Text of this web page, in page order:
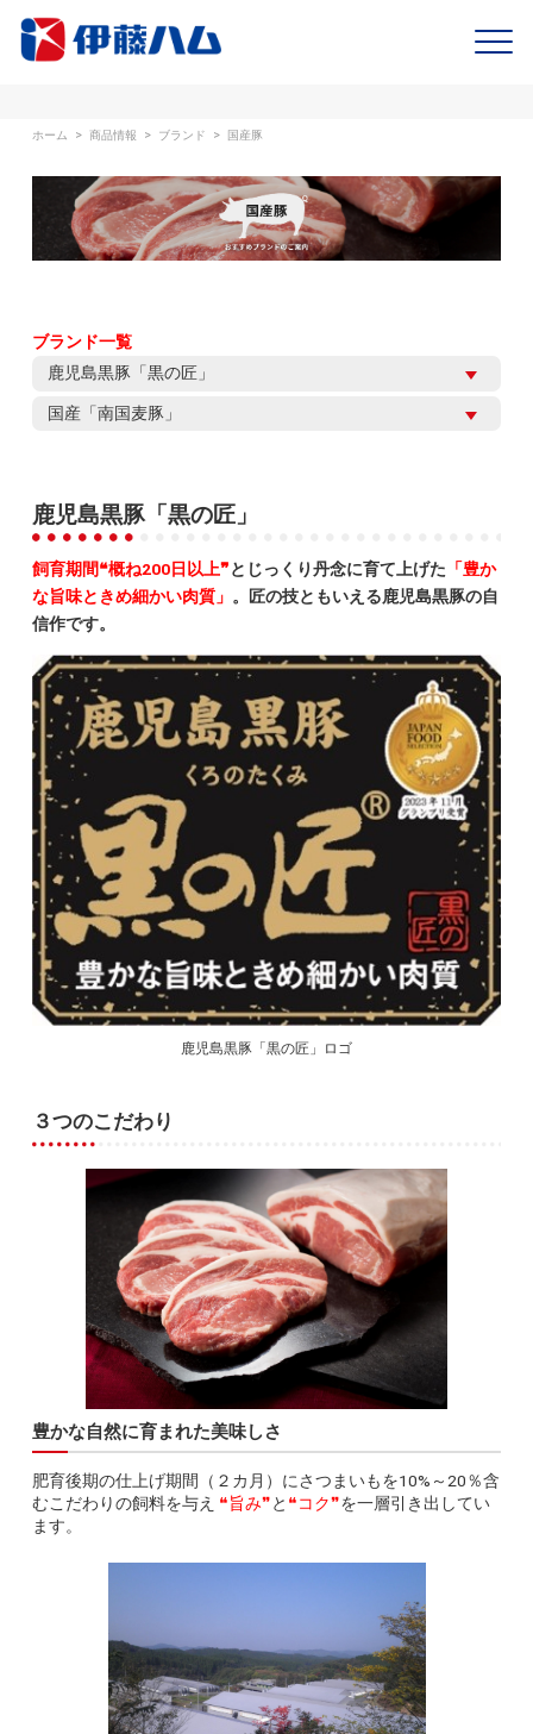
ホーム > 商品情報 > ブランド > 国産豚
ブランド一覧
鹿児島黒豚「黒の匠」
国産「南国麦豚」
鹿児島黒豚「黒の匠」
飼育期間❝概ね200日以上❞とじっくり丹念に育て上げた 「豊か
な旨味ときめ細かい肉質」 。匠の技ともいえる鹿児島黒豚の自
信作です。
鹿児島黒豚「黒の匠」ロゴ
３つのこだわり
豊かな自然に育まれた美味しさ
肥育後期の仕上げ期間（２カ月）にさつまいもを10%～20％含
むこだわりの飼料を与え ❝旨み❞と ❝コク❞を一層引き出してい
ます。